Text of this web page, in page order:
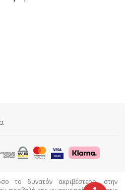
το δυνατόν ακριβέστεροι στην